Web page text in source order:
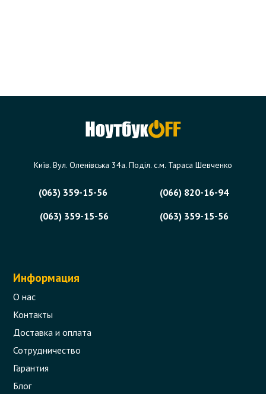
Київ. Вул. Оленівська 34а. Поділ. с.м. Тараса Шевченко
(063) 359-15-56
(066) 820-16-94
(063) 359-15-56
(063) 359-15-56
Информация
О нас
Контакты
Доставка и оплата
Сотрудничество
Гарантия
Блог